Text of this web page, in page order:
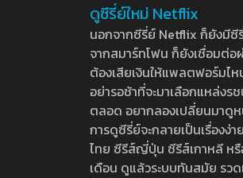
ดูซีรี่ย์ใหม่ Netflix
นอกจากซีรี่ย์ Netflix ก็ยังมีซี
จากสมาร์ทโฟน ก็ยังเชื่อมต่อ
ต้องเสียเงินให้แพลตฟอร์มไห
อย่ารอช้าที่จะมาเลือกแหล่งร
ตลอด อยากลองเปลี่ยนมาดู
การดูซีรี่ย์จะกลายเป็นเรื่องง่
ไทย ซีรีส์ญี่ปุ่น ซีรีส์เกาหลี หรื
เดือน ดูแล้วระบบทันสมัย รว